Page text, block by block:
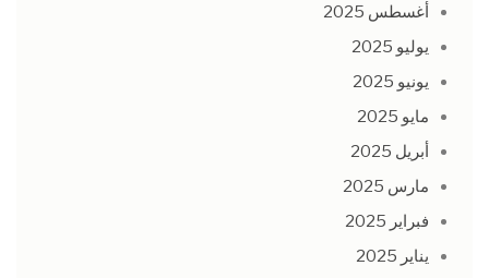
أغسطس 2025
يوليو 2025
يونيو 2025
مايو 2025
أبريل 2025
مارس 2025
فبراير 2025
يناير 2025